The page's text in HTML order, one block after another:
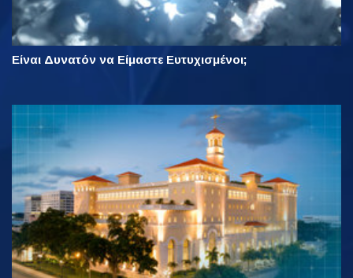
Είναι Δυνατόν να Είμαστε Ευτυχισμένοι;